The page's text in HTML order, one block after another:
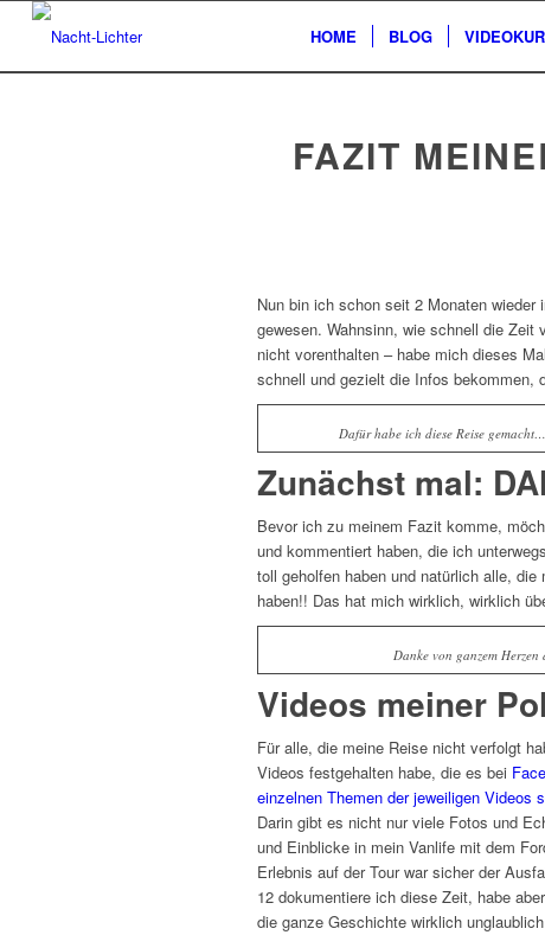
HOME BLOG
FAZIT
Nun bin ich schon seit 2 Monaten
gewesen. Wahnsinn, wie schnell die
nicht vorenthalten – habe mich dieses
schnell und gezielt die Infos
Dafür habe ich diese Reise
Zunächst mal:
Bevor ich zu meinem Fazit komme,
und kommentiert haben, die ich
toll geholfen haben und natürlich alle,
haben!! Das hat mich wirklich, wirklich
Danke von ganzem
Videos meiner
Für alle, die meine Reise nicht verfolgt
Videos festgehalten habe, die es bei
einzelnen Themen der jeweiligen Videos
Darin gibt es nicht nur viele Fotos und
und Einblicke in mein Vanlife mit dem
Erlebnis auf der Tour war sicher der
12 dokumentiere ich diese Zeit, habe
die ganze Geschichte wirklich